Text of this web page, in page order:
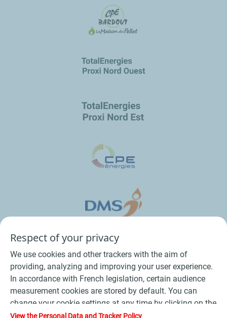
Conditions Générales de Vente Bois
Respect of your privacy
We use cookies and other trackers with the aim of
providing, analyzing and improving your user experience.
In accordance with French legislation, certain audience
measurement cookies are stored by default. You can
change your cookie settings at any time by clicking on the
"Manage my cookies" button. By clicking on the "Accept"
View the Personal Data and Tracker Policy